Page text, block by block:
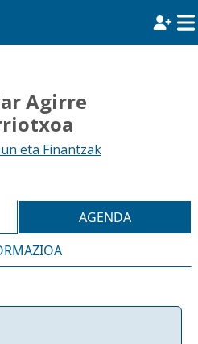
Agirre
eta Finantzak
AGENDA